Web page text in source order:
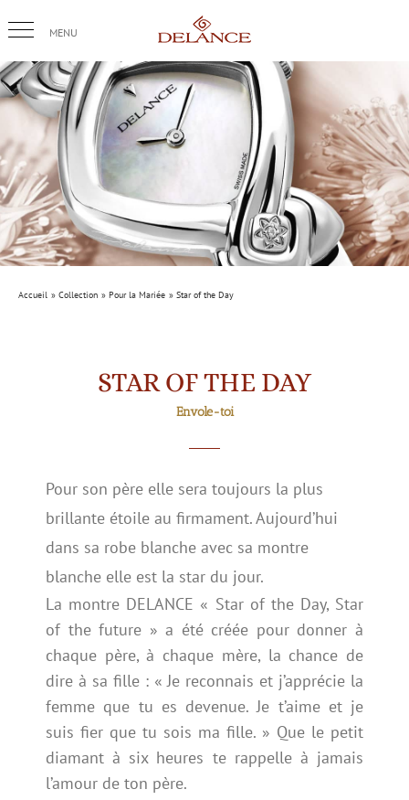
au
contenu
Accueil Collection Pour la Mariée Star of the Day
STAR OF THE DAY
Envole-toi
Pour son père elle sera toujours la plus
brillante étoile au firmament. Aujourd’hui
dans sa robe blanche avec sa montre
blanche elle est la star du jour.
La montre DELANCE « Star of the Day, Star
of the future » a été créée pour donner à
chaque père, à chaque mère, la chance de
dire à sa fille : « Je reconnais et j’apprécie la
femme que tu es devenue. Je t’aime et je
suis fier que tu sois ma fille. » Que le petit
diamant à six heures te rappelle à jamais
l’amour de ton père.